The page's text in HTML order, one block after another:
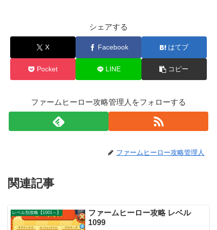
シェアする
X Facebook はてブ
Pocket LINE コピー
ファームヒーロー攻略管理人をフォローする
ファームヒーロー攻略管理人
関連記事
レベル別攻略【1001～】
ファームヒーロー攻略 レベル
1099